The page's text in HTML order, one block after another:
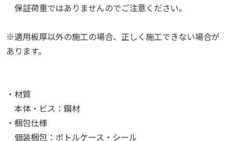
保証荷重ではありませんのでご注意ください。
※適用板厚以外の施工の場合、正しく施工できない場合が
あります。
・材質
本体・ビス：鋼材
・梱包仕様
個装梱包：ボトルケース・シール